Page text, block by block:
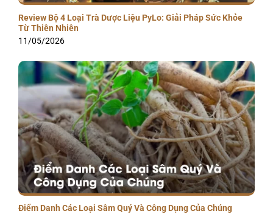
Review Bộ 4 Loại Trà Dược Liệu PyLo: Giải Pháp Sức Khỏe
Từ Thiên Nhiên
11/05/2026
Điểm Danh Các Loại Sâm Quý Và Công Dụng Của Chúng